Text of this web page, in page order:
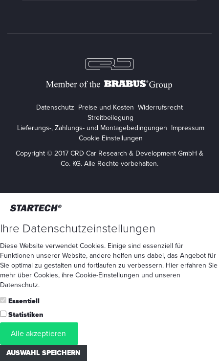
Datenschutz Preise und Kosten Widerrufsrecht
Streitbeilegung
Lieferungs-, Zahlungs- und Montagebedingungen Impressum
Cookie Einstellungen
Copyright © 2017 CRD Car Research & Development GmbH &
Co. KG. Alle Rechte vorbehalten.
Ihre Datenschutzeinstellungen
Diese Website verwendet Cookies. Einige sind essenziell für
Funktionen unserer Website, andere helfen uns dabei, das Angebot für
Sie optimal zu gestalten und fortlaufen zu verbessern. Hier erfahren Sie
mehr über Cookies, ihre Cookie-Einstellungen und unseren
Datenschutz.
Essentiell
Statistiken
Alle akzeptieren
AUSWAHL SPEICHERN